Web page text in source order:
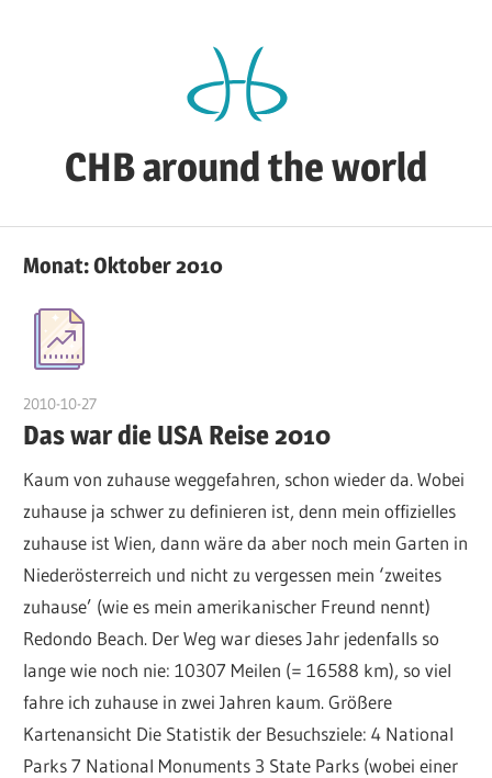
CHB around the world
Monat:Oktober 2010
2010-10-27
Das war die USA Reise 2010
Kaum von zuhause weggefahren, schon wieder da. Wobei
zuhause ja schwer zu definieren ist, denn mein offizielles
zuhause ist Wien, dann wäre da aber noch mein Garten in
Niederösterreich und nicht zu vergessen mein ‘zweites
zuhause’ (wie es mein amerikanischer Freund nennt)
Redondo Beach. Der Weg war dieses Jahr jedenfalls so
lange wie noch nie: 10307 Meilen (= 16588 km), so viel
fahre ich zuhause in zwei Jahren kaum. Größere
Kartenansicht Die Statistik der Besuchsziele: 4 National
Parks 7 National Monuments 3 State Parks (wobei einer